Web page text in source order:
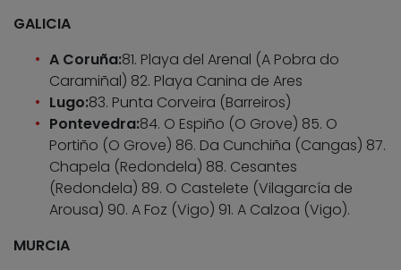
GALICIA
A Coruña:81. Playa del Arenal (A Pobra do
Caramiñal) 82. Playa Canina de Ares
Lugo:83. Punta Corveira (Barreiros)
Pontevedra:84. O Espiño (O Grove) 85. O
Portiño (O Grove) 86. Da Cunchiña (Cangas) 87.
Chapela (Redondela) 88. Cesantes
(Redondela) 89. O Castelete (Vilagarcía de
Arousa) 90. A Foz (Vigo) 91. A Calzoa (Vigo).
MURCIA